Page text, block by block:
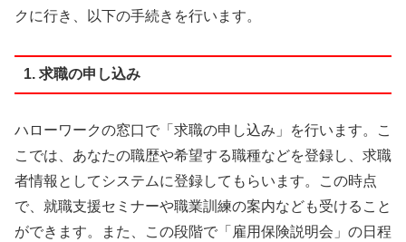
クに行き、以下の手続きを行います。
1. 求職の申し込み
ハローワークの窓口で「求職の申し込み」を行います。こ
こでは、あなたの職歴や希望する職種などを登録し、求職
者情報としてシステムに登録してもらいます。この時点
で、就職支援セミナーや職業訓練の案内なども受けること
ができます。また、この段階で「雇用保険説明会」の日程